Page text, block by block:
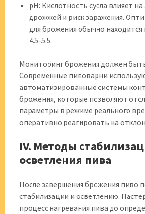
pH: Кислотность сусла влияет
дрожжей и риск заражения.
для брожения обычно находится
4.5-5.5.
Мониторинг брожения должен
Современные пивоварни
автоматизированные системы
брожения, которые позволяют
параметры в режиме реального
оперативно реагировать на
IV. Методы
осветления пива
После завершения брожения пиво
стабилизации и осветлению.
процесс нагревания пива до